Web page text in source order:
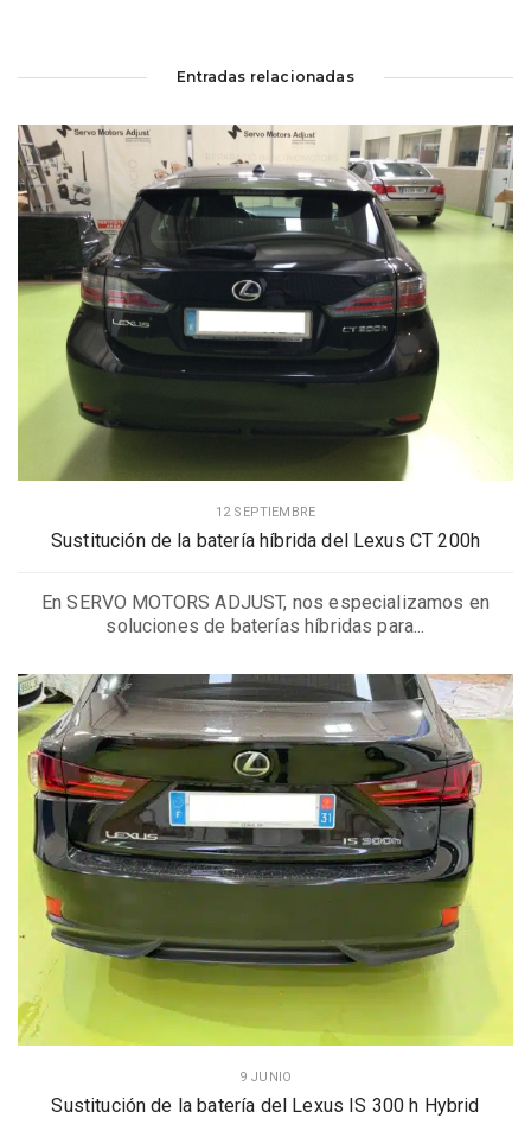
Entradas relacionadas
12 SEPTIEMBRE
Sustitución de la batería híbrida del Lexus CT 200h
En SERVO MOTORS ADJUST, nos especializamos en
soluciones de baterías híbridas para...
9 JUNIO
Sustitución de la batería del Lexus IS 300 h Hybrid